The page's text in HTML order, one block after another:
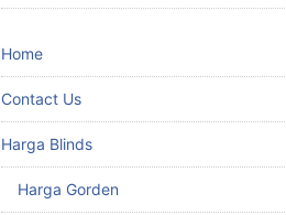
Home
Contact Us
Harga Blinds
Harga Gorden